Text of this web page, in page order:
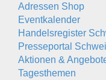
Adressen Shop
Eventkalender
Handelsregister
Presseportal
Aktionen &
Tagesthemen